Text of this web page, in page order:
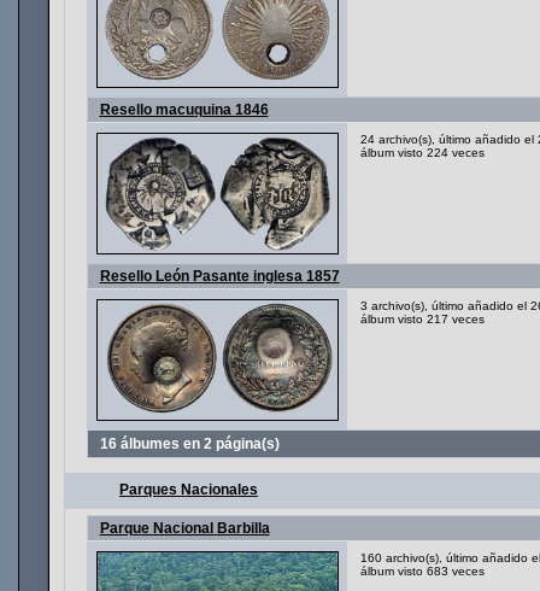
Resello macuquina 1846
24 archivo(s), último añadido el
álbum visto 224 veces
Resello León Pasante inglesa 1857
3 archivo(s), último añadido el
álbum visto 217 veces
16 álbumes en 2 página(s)
Parques Nacionales
Parque Nacional Barbilla
160 archivo(s), último añadido
álbum visto 683 veces